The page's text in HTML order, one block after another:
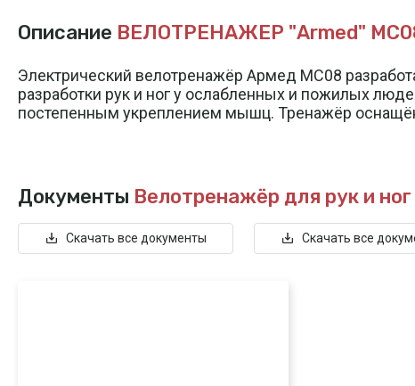
Описание ВЕЛОТРЕНАЖЕР "Armed"
Электрический велотренажёр Армед МС08
разработки рук и ног у ослабленных и пожилых
постепенным укреплением мышц. Тренажёр оснащён
Документы Велотренажёр для рук и
Скачать все документы Скачать все